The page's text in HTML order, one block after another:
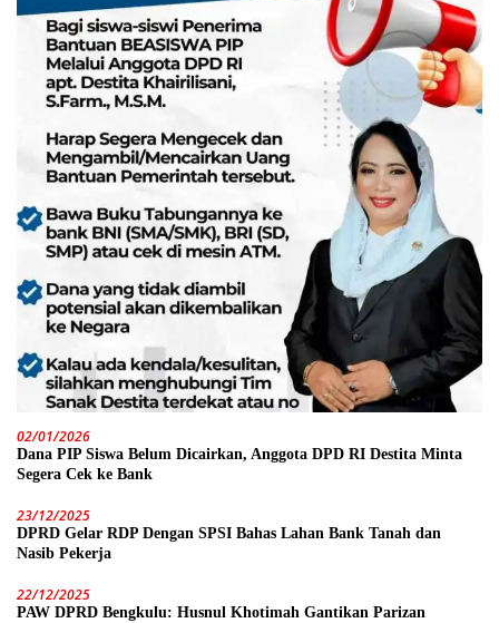
02/01/2026
Dana PIP Siswa Belum Dicairkan, Anggota DPD RI Destita Minta
Segera Cek ke Bank
23/12/2025
DPRD Gelar RDP Dengan SPSI Bahas Lahan Bank Tanah dan
Nasib Pekerja
22/12/2025
PAW DPRD Bengkulu: Husnul Khotimah Gantikan Parizan